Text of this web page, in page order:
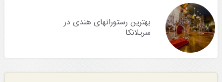
بهترین رستورانهای هندی در
سریلانکا